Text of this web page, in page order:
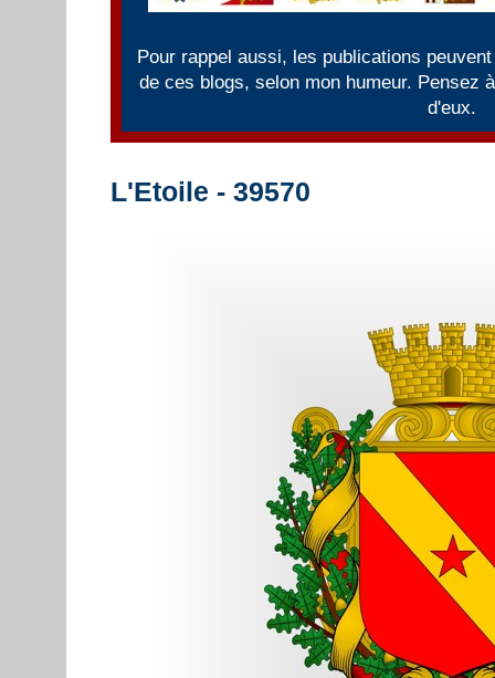
Pour rappel aussi, les publications
de ces blogs, selon mon humeur. Pensez
d'eux.
L'Etoile - 39570